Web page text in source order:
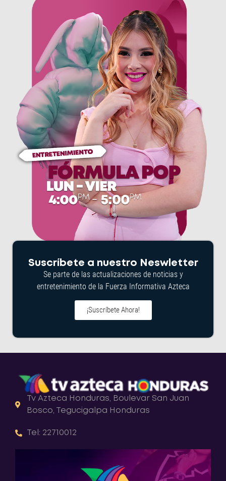
Suscríbete a nuestro Neswletter
Se parte de las actualizaciones de noticias y
entretenimiento de la Fuerza Informativa Azteca
¡Suscríbete Ahora!
Tv Azteca Honduras, Boulevar San Juan
Bosco, Tegucigalpa Honduras
Tel: 22710012